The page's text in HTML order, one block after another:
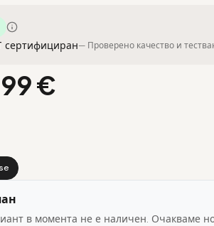
сертифициран— Проверено качество и
€
в момента не е наличен. Очакваме